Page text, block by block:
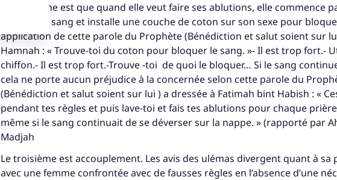
Le deuxième est que quand elle veut faire ses ablutions, elle commence
trances de sang et installe une couche de coton sur son sexe pour
application de cette parole du Prophète (Bénédiction et salut soient sur
Hamnah : « Trouve-toi du coton pour bloquer le sang. »- Il est trop fort.-
chiffon.- Il est trop fort.-Trouve -toi de quoi le bloquer… Si le sang
cela ne porte aucun préjudice à la concernée selon cette parole du
(Bénédiction et salut soient sur lui ) a dressée à Fatimah bint Habish : «
pendant tes règles et puis lave-toi et fais tes ablutions pour chaque
même si le sang continuait de se déverser sur la nappe. » (rapporté par
Madjah
Le troisième est accouplement. Les avis des ulémas divergent quant à sa
avec une femme confrontée avec de fausses règles en l’absence d’une
Faites une différence dans la vie de
Aidez nous à apporter des réponses.